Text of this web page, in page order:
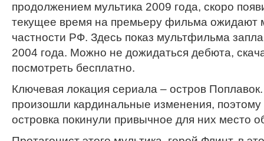
продолжением мультика 2009 года, скоро
текущее время на премьеру фильма ожидают
частности РФ. Здесь показ мультфильма
2004 года. Можно не дожидаться дебюта,
посмотреть бесплатно.
Ключевая локация сериала – остров
произошли кардинальные изменения, поэтому
островка покинули привычное для них место